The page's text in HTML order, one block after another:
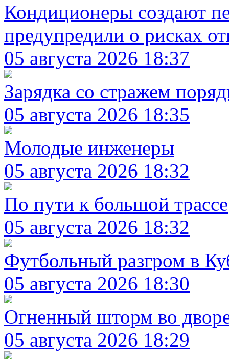
Кондиционеры создают
предупредили о рисках
05 августа 2026 18:37
Зарядка со стражем
05 августа 2026 18:35
Молодые инженеры
05 августа 2026 18:32
По пути к большой трассе
05 августа 2026 18:32
Футбольный разгром в
05 августа 2026 18:30
Огненный шторм во
05 августа 2026 18:29